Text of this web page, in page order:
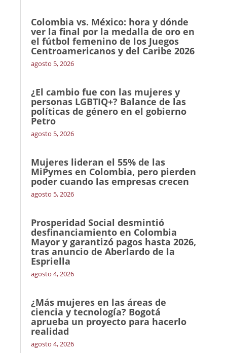
Colombia vs. México: hora y dónde
ver la final por la medalla de oro en
el fútbol femenino de los Juegos
Centroamericanos y del Caribe 2026
agosto 5, 2026
¿El cambio fue con las mujeres y
personas LGBTIQ+? Balance de las
políticas de género en el gobierno
Petro
agosto 5, 2026
Mujeres lideran el 55% de las
MiPymes en Colombia, pero pierden
poder cuando las empresas crecen
agosto 5, 2026
Prosperidad Social desmintió
desfinanciamiento en Colombia
Mayor y garantizó pagos hasta 2026,
tras anuncio de Aberlardo de la
Espriella
agosto 4, 2026
¿Más mujeres en las áreas de
ciencia y tecnología? Bogotá
aprueba un proyecto para hacerlo
realidad
agosto 4, 2026